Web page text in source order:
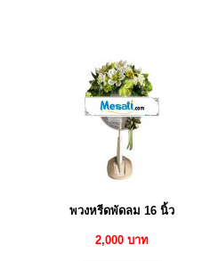
พวงหรีดพัดลม 16 นิ้ว
2,000 บาท